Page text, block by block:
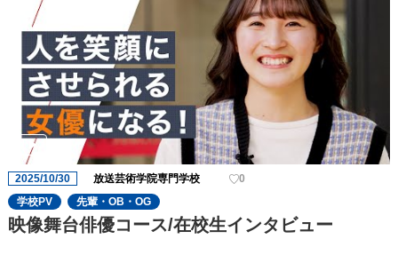
2025/10/30 放送芸術学院専門学校
0
学校PV
先輩・OB・OG
映像舞台俳優コース/在校生インタビュー